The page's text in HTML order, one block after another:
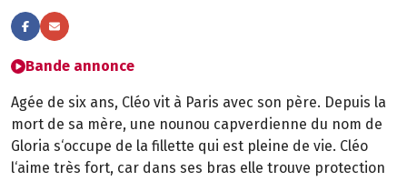
Bande annonce
Agée de six ans, Cléo vit à Paris avec son père. Depuis la
mort de sa mère, une nounou capverdienne du nom de
Gloria s‘occupe de la fillette qui est pleine de vie. Cléo
l‘aime très fort, car dans ses bras elle trouve protection